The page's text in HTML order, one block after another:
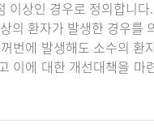
이상인 경우로 정의합니다.
환자가 발생한 경우를
번에 발생해도 소수의 환
이에 대한 개선대책을 마